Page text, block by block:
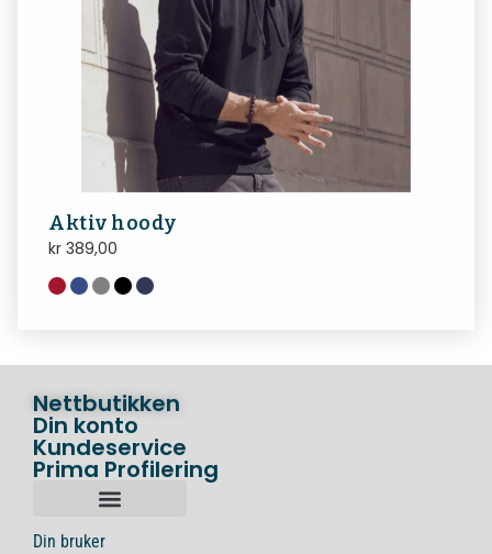
Aktiv hoody
kr 389,00
Nettbutikken
Din konto
Kundeservice
Prima Profilering
Din bruker